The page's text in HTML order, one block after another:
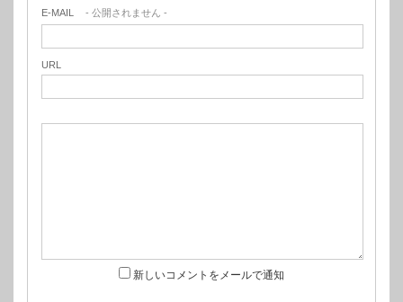
E-MAIL - 公開されません -
URL
新しいコメントをメールで通知